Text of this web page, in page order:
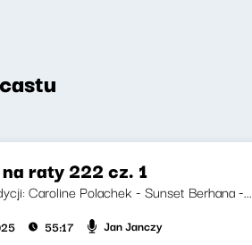
raty 222 cz. 1
Caroline Polachek - Sunset Berhana -...
55:17 Jan Janczy